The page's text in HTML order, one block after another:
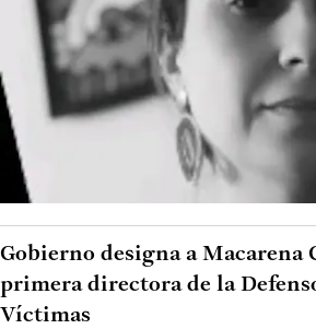
Gobierno designa a Macarena
primera directora de la
Víctimas